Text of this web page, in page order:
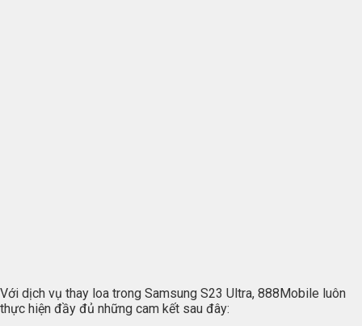
Với dịch vụ thay loa trong Samsung S23 Ultra, 888Mobile luôn
thực hiện đầy đủ những cam kết sau đây: